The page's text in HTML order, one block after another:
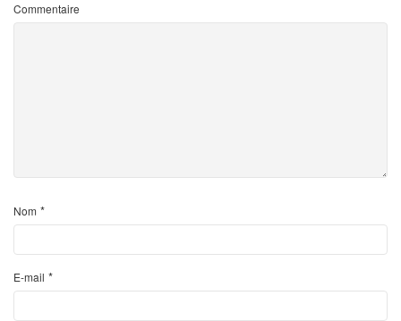
Commentaire
Nom *
E-mail *